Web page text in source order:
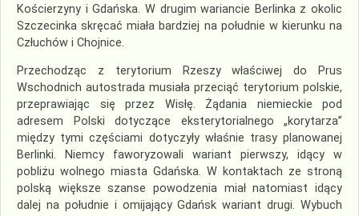
Kościerzyny i Gdańska. W drugim wariancie Berlinka z okolic
Szczecinka skręcać miała bardziej na południe w kierunku na
Człuchów i Chojnice.
Przechodząc z terytorium Rzeszy właściwej do Prus
Wschodnich autostrada musiała przeciąć terytorium polskie,
przeprawiając się przez Wisłę. Żądania niemieckie pod
adresem Polski dotyczące eksterytorialnego „korytarza”
między tymi częściami dotyczyły właśnie trasy planowanej
Berlinki. Niemcy faworyzowali wariant pierwszy, idący w
pobliżu wolnego miasta Gdańska. W kontaktach ze stroną
polską większe szanse powodzenia miał natomiast idący
dalej na południe i omijający Gdańsk wariant drugi. Wybuch